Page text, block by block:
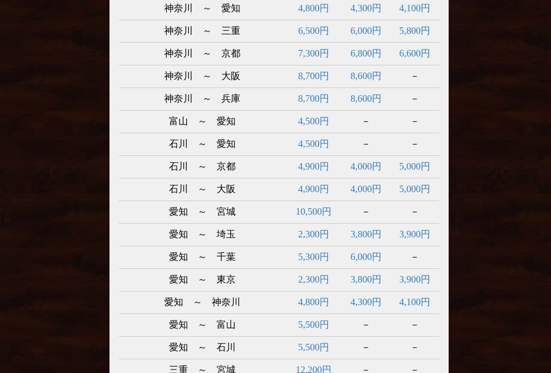
神奈川 ～ 愛知 4,800円 4,300円 4,100円
神奈川 ～ 三重 6,500円 6,000円 5,800円
神奈川 ～ 京都 7,300円 6,800円 6,600円
神奈川 ～ 大阪 8,700円 8,600円 －
神奈川 ～ 兵庫 8,700円 8,600円 －
富山 ～ 愛知 4,500円 － －
石川 ～ 愛知 4,500円 － －
石川 ～ 京都 4,900円 4,000円 5,000円
石川 ～ 大阪 4,900円 4,000円 5,000円
愛知 ～ 宮城 10,500円 － －
愛知 ～ 埼玉 2,300円 3,800円 3,900円
愛知 ～ 千葉 5,300円 6,000円 －
愛知 ～ 東京 2,300円 3,800円 3,900円
愛知 ～ 神奈川 4,800円 4,300円 4,100円
愛知 ～ 富山 5,500円 － －
愛知 ～ 石川 5,500円 － －
三重 ～ 宮城 12,200円 － －